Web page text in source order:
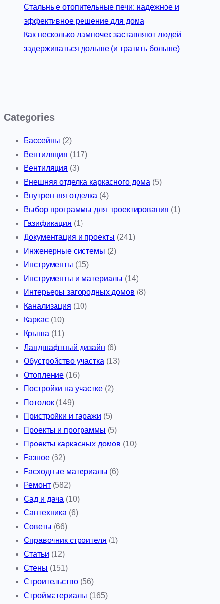
й
п
л
а
о
ы
й
м
у
с
о
р
н
ы
й
к
о
н
т
е
й
н
е
р
?
Стальные отопительные печи: надежное и
эффективное решение для дома
Как несколько лампочек заставляют людей
задерживаться дольше (и тратить больше)
Categories
Бассейны (2)
Вентиляция (117)
Вентиляция (3)
Внешняя отделка каркасного дома (5)
Внутренняя отделка (4)
Выбор программы для проектирования (1)
Газификация (1)
Документация и проекты (241)
Инженерные системы (2)
Инструменты (15)
Инструменты и материалы (14)
Интерьеры загородных домов (8)
Канализация (10)
Каркас (10)
Крыша (11)
Ландшафтный дизайн (6)
Обустройство участка (13)
Отопление (16)
Постройки на участке (2)
Потолок (149)
Пристройки и гаражи (5)
Проекты и программы (5)
Проекты каркасных домов (10)
Разное (62)
Расходные материалы (6)
Ремонт (582)
Сад и дача (10)
Сантехника (6)
Советы (66)
Справочник строителя (1)
Статьи (12)
Стены (151)
Строительство (56)
Стройматериалы (165)